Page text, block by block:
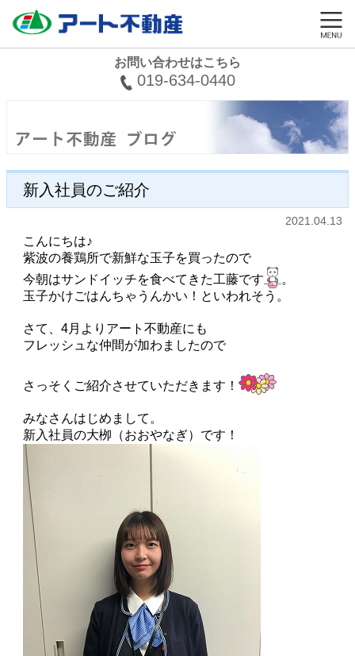
お問い合わせはこちら
019-634-0440
新入社員のご紹介
2021.04.13
こんにちは♪
紫波の養鶏所で新鮮な玉子を買ったので
今朝はサンドイッチを食べてきた工藤です
。
玉子かけごはんちゃうんかい！といわれそう。
さて、4月よりアート不動産にも
フレッシュな仲間が加わましたので
さっそくご紹介させていただきます！
みなさんはじめまして。
新入社員の大栁（おおやなぎ）です！